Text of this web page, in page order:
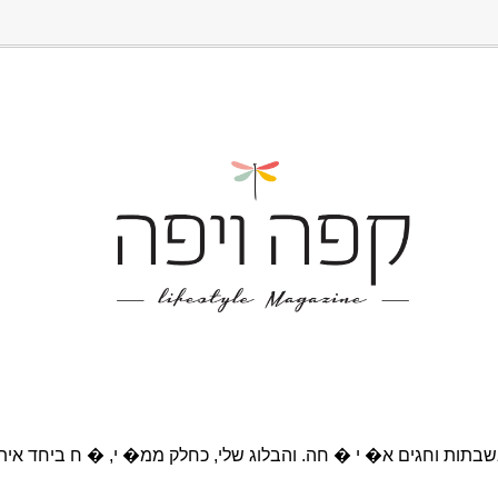
וחגים א� י � חה. והבלוג שלי, כחלק ממ� י, � ח ביחד